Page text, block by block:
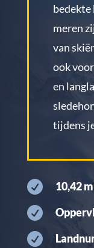
bedekte
meren
van
ook
en
tijdens
 10,42

